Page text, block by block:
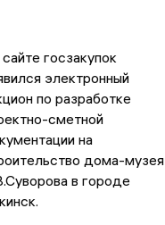
госзакупок
электронный
по разработке
сметной
на
дома-музея
в городе